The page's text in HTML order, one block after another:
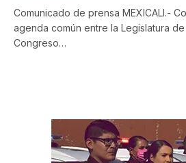
Comunicado de prensa MEXICALI.-
agenda común entre la Legislatura
Congreso…